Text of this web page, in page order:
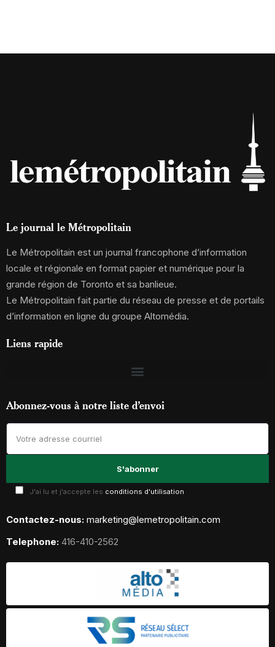
Le journal le Métropolitain
Le Métropolitain est un journal francophone d’information
locale et régionale en format papier et numérique pour la
grande région de Toronto et sa banlieue.
Le Métropolitain fait partie du réseau de presse et de portails
d’information en ligne du groupe Altomédia.
Liens rapide
Abonnez-vous à notre liste d’envoi
J'ai lu et j'accepte les conditions d'utilisation
Contactez-nous: marketing@lemetropolitain.com
Telephone: 416-410-2562